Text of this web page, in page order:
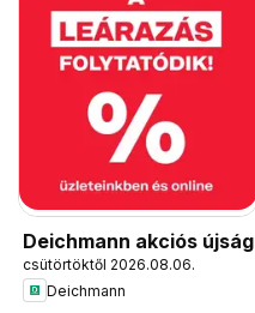
Deichmann akciós újság
csütörtöktől 2026.08.06.
Deichmann